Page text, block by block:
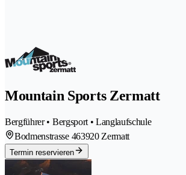
Mountain Sports Zermatt
Bergführer • Bergsport • Langlaufschule
Bodmenstrasse 463920 Zermatt
Termin reservieren